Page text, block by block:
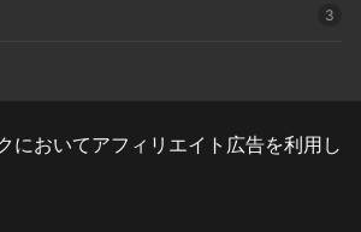
3
においてアフィリエイト広告を利用し